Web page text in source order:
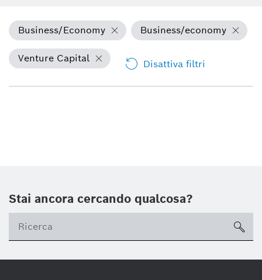
Business/Economy Business/economy
Venture Capital Disattiva filtri
Stai ancora cercando qualcosa?